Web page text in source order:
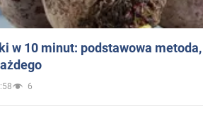
w 10 minut: podstawowa
6